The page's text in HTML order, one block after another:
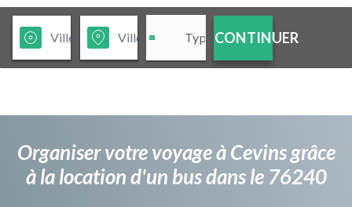
CONTINUER
Organiser votre voyage à Cevins grâce
à la location d'un bus dans le 76240